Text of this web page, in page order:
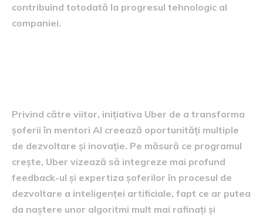
contribuind totodată la progresul tehnologic al
companiei.
Privind către viitor, inițiativa Uber de a transforma
șoferii în mentori AI creează oportunități multiple
de dezvoltare și inovație. Pe măsură ce programul
crește, Uber vizează să integreze mai profund
feedback-ul și expertiza șoferilor în procesul de
dezvoltare a inteligenței artificiale, fapt ce ar putea
da naștere unor algoritmi mult mai rafinați și